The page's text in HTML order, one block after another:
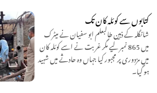
کتابوں سے کوئلہ کان تک
شانگلہ کے ذہین طالبعلم ابو سفیان نے میٹرک
میں 865 نمبر لیے مگر غربت نے اسے کوئلہ کان
میں مزدوری پر مجبور کیا جہاں وہ حادثے میں شہید
ہو گیا۔